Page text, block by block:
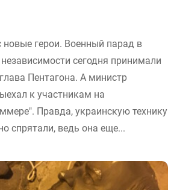
новые герои. Военный парад в
сегодня принимали
Пентагона. А министр
к участникам на
Правда, украинскую технику
спрятали, ведь она еще...